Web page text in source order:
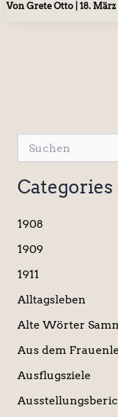
Von Grete Otto 18. März
u
c
h
n
a
h
Categories
1908
1909
1911
Alltagsleben
Alte Wörter
Aus dem
Ausflugsziele